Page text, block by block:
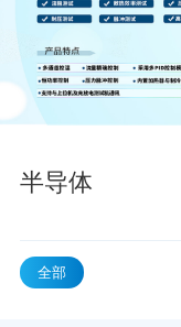
半导体
全部